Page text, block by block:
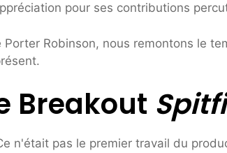
pour ses contributions
Robinson, nous remontons le
Breakout
n'était pas le premier travail du